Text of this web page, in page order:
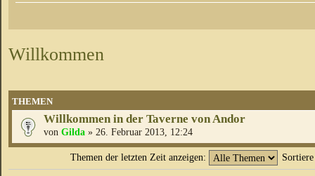
Willkommen
THEMEN
Willkommen in der Taverne von Andor
von Gilda » 26. Februar 2013, 12:24
Themen der letzten Zeit anzeigen: